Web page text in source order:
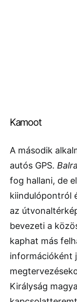
Kamoot
A második
autós GPS.
fog hallani, de
kiindulópontról
az
bevezeti a
kaphat más
információként
Királyság